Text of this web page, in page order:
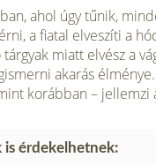
ahol úgy tűnik,
a fiatal elveszíti a
miatt elvész a
akarás
korábban – jellemzi
is érdekelhetnek: